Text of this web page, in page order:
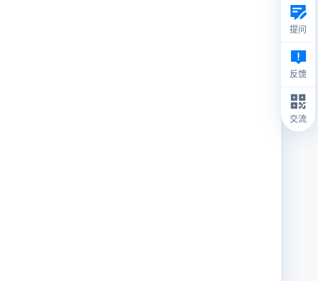
提问
反馈
交流